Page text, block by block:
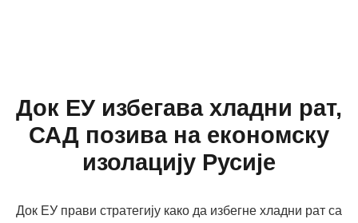
Док ЕУ избегава хладни рат,
САД позива на економску
изолацију Русије
Док ЕУ прави стратегију како да избегне хладни рат са